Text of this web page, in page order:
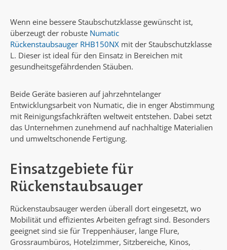
Wenn eine bessere Staubschutzklasse gewünscht ist,
überzeugt der robuste Numatic
Rückenstaubsauger RHB150NX mit der Staubschutzklasse
L. Dieser ist ideal für den Einsatz in Bereichen mit
gesundheitsgefährdenden Stäuben.
Beide Geräte basieren auf jahrzehntelanger
Entwicklungsarbeit von Numatic, die in enger Abstimmung
mit Reinigungsfachkräften weltweit entstehen. Dabei setzt
das Unternehmen zunehmend auf nachhaltige Materialien
und umweltschonende Fertigung.
Einsatzgebiete für
Rückenstaubsauger
Rückenstaubsauger werden überall dort eingesetzt, wo
Mobilität und effizientes Arbeiten gefragt sind. Besonders
geeignet sind sie für Treppenhäuser, lange Flure,
Grossraumbüros, Hotelzimmer, Sitzbereiche, Kinos,